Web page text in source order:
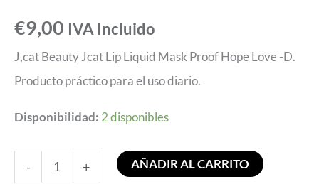
€9,00 IVA Incluido
J,cat Beauty Jcat Lip Liquid Mask Proof Hope Love -D.
Producto práctico para el uso diario.
Disponibilidad: 2 disponibles
- + AÑADIR AL CARRITO